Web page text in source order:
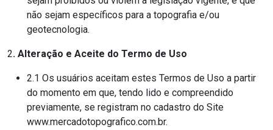
não sejam específicos para a topografia e/ou
geotecnologia.
2. Alteração e Aceite do Termo de Uso
2.1 Os usuários aceitam estes Termos de Uso a partir
do momento em que, tendo lido e compreendido
previamente, se registram no cadastro do Site
www.mercadotopografico.com.br.